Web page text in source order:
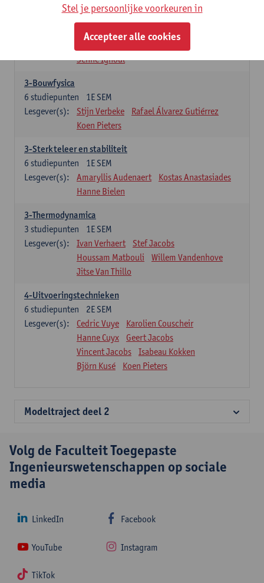
S2-Wiskunde
2E SEM
studiepunten
Rudi Penne Jeffrey Cornelis
Stijn Dierckx
Senne Ignoul
3-Bouwfysica
1E SEM
6 studiepunten
Lesgever(s):
Stijn Verbeke
Rafael Álvarez Gutiérrez
Koen Pieters
3-Sterkteleer en stabiliteit
1E SEM
6 studiepunten
Lesgever(s):
Amaryllis Audenaert
Kostas Anastasiades
Hanne Bielen
3-Thermodynamica
1E SEM
3 studiepunten
Lesgever(s):
Ivan Verhaert
Stef Jacobs
Houssam Matbouli
Willem Vandenhove
Jitse Van Thillo
4-Uitvoeringstechnieken
2E SEM
6 studiepunten
Lesgever(s):
Cedric Vuye
Karolien Couscheir
Hanne Cuyx
Geert Jacobs
Vincent Jacobs
Isabeau Kokken
Björn Kusé
Koen Pieters
Modeltraject deel 2
Volg de Faculteit Toegepaste
Ingenieurswetenschappen op sociale
media
LinkedIn Facebook
YouTube Instagram
TikTok
Stel je persoonlijke voorkeuren in
Accepteer alle cookies